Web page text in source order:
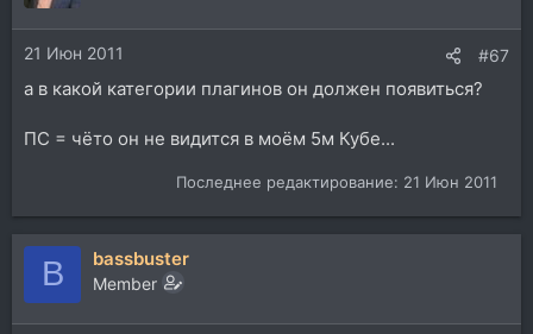
21 Июн 2011 #67
а в какой категории плагинов он должен появиться?
ПС = чёто он не видится в моём 5м Кубе...
Последнее редактирование: 21 Июн 2011
B bassbuster
Member